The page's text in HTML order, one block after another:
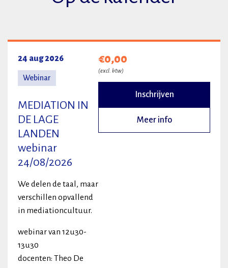
24 aug 2026
Webinar
MEDIATION IN
DE LAGE
LANDEN
webinar
24/08/2026
We delen de taal, maar
verschillen opvallend
in mediationcultuur.
webinar van 12u30-
13u30
docenten: Theo De
€0,00
(excl. btw)
Inschrijven
Meer info